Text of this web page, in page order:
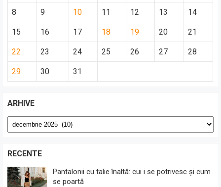
8 9 10 11 12 13 14
15 16 17 18 19 20 21
22 23 24 25 26 27 28
29 30 31
ARHIVE
Arhive
RECENTE
Pantalonii cu talie înaltă: cui i se potrivesc și cum
se poartă